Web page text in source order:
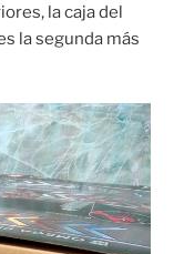
la caja del
la segunda más